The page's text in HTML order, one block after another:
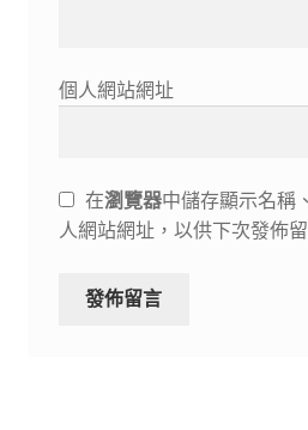
個人網站網址
在瀏覽器中儲存顯示名稱
人網站網址，以供下次發佈